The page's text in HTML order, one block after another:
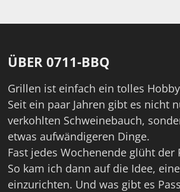
ÜBER 0711-BBQ
Grillen ist einfach ein tolles
Seit ein paar Jahren gibt es nicht
verkohlten Schweinebauch,
etwas aufwändigeren Dinge.
Fast jedes Wochenende glüht der
So kam ich dann auf die Idee,
einzurichten. Und was gibt es